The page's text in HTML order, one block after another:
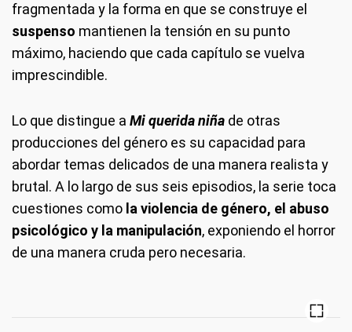
fragmentada y la forma en que se construye el
suspenso mantienen la tensión en su punto
máximo, haciendo que cada capítulo se vuelva
imprescindible.
Lo que distingue a Mi querida niña de otras
producciones del género es su capacidad para
abordar temas delicados de una manera realista y
brutal. A lo largo de sus seis episodios, la serie toca
cuestiones como la violencia de género, el abuso
psicológico y la manipulación, exponiendo el horror
de una manera cruda pero necesaria.